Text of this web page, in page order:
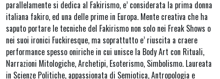
parallelamente si dedica al Fakirismo, e’ considerata la prima donna
italiana fakiro, ed una delle prime in Europa. Mente creativa che ha
saputo portare le tecniche del Fakirismo non solo nei Freak Shows o
nei suoi ironici Fuckiresque, ma soprattutto e’ riuscita a craere
performance spesso oniriche in cui unisce la Body Art con Rituali,
Narrazioni Mitologiche, Archetipi, Esoterismo, Simbolismo. Laureata
in Scienze Politiche, appassionata di Semiotica, Antropologia e